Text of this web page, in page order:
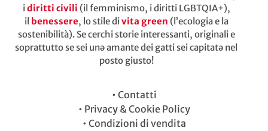
idiritti civili (il femminismo, i diritti LGBTQIA+),
il benessere, lo stile divita green (l’ecologia e la
sostenibilità). Se cerchi storie interessanti, originali e
soprattutto se sei unə amante dei gatti sei capitatə nel
posto giusto!
• Contatti
• Privacy & Cookie Policy
• Condizioni di vendita